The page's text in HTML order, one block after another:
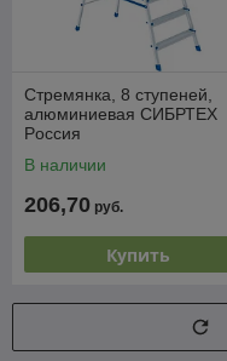
Стремянка, 8 ступеней,
алюминиевая СИБРТЕХ
Pоссия
В наличии
206,70 руб.
Купить